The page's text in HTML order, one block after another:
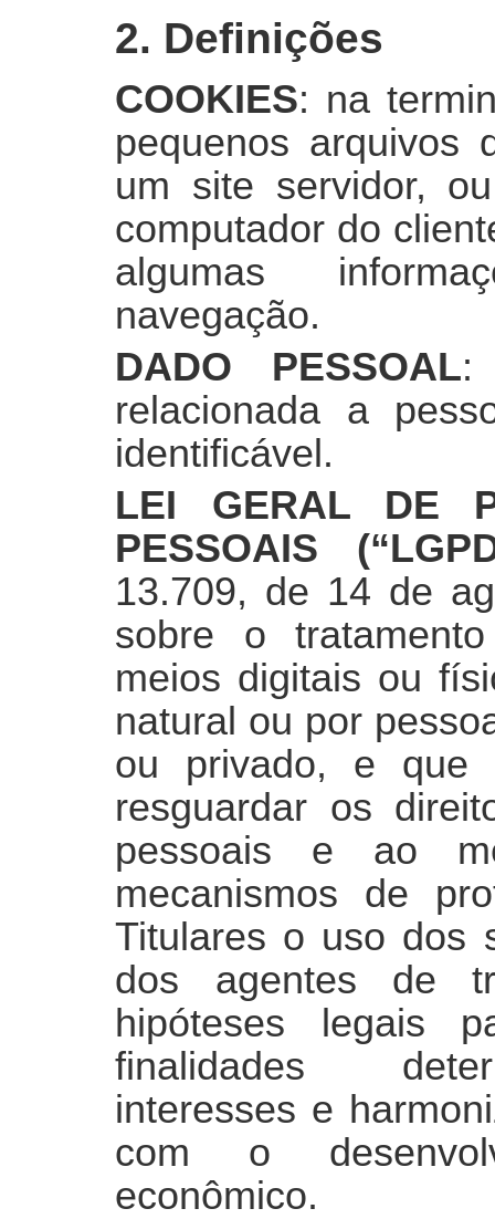
2. Definições
COOKIES: na
pequenos arquivos
um site servidor,
computador do
algumas
navegação.
DADO PESSOAL:
relacionada a
identificável.
LEI GERAL DE
PESSOAIS
13.709, de 14 de
sobre o
meios digitais ou
natural ou por
ou privado, e que
resguardar os
pessoais e ao
mecanismos de
Titulares o uso dos
dos agentes de
hipóteses legais
finalidades
interesses e
com o
econômico.